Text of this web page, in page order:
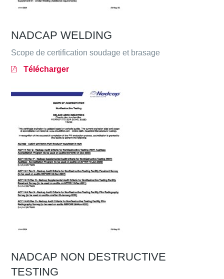
NADCAP WELDING
Scope de certification soudage et brasage
Télécharger
NADCAP NON DESTRUCTIVE
TESTING